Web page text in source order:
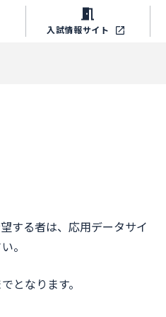
入試情報サイト
する者は、応用データサイ
。
となります。